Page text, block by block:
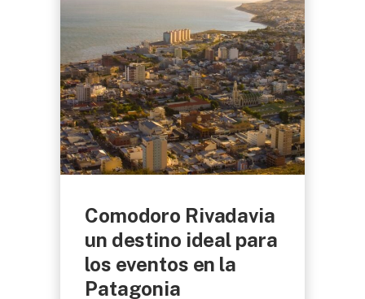
Comodoro Rivadavia
un destino ideal para
los eventos en la
Patagonia